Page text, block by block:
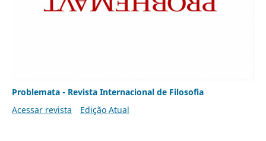
Problemata - Revista Internacional de Filosofia
Acessar revista
Edição Atual